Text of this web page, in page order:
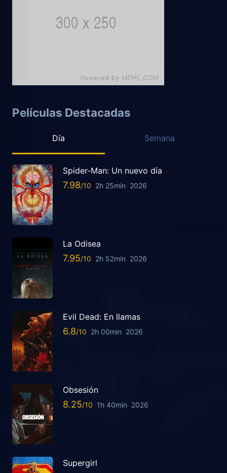
Películas Destacadas
Día Semana
Spider-Man: Un nuevo día
7.98 2h 25min 2026
La Odisea
7.95 2h 52min 2026
Evil Dead: En llamas
6.8 2h 00min 2026
Obsesión
8.25 1h 40min 2026
Supergirl